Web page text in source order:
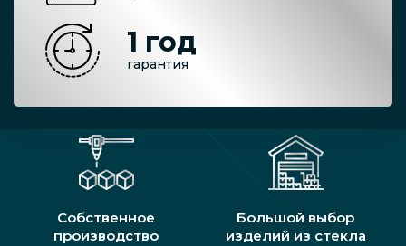
1 год
гарантия
Собственное
производство
Большой выбор
изделий из стекла